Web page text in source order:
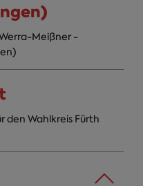
Meißner -
den Wahlkreis Fürth